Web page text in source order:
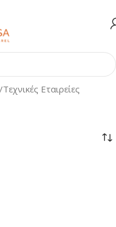
Τεχνικές Εταιρείες